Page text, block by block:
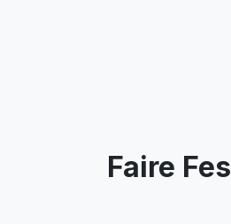
Faire